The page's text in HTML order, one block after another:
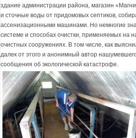
здание администрации района, магазин
и сточные воды от придомовых септиков,
ассенизационными машинами. Но немногие
системе и способах очистки, применяемых на
очистных сооружениях. В том числе, как
далек от этого и анонимный автор
сообщения об экологической катастрофе.